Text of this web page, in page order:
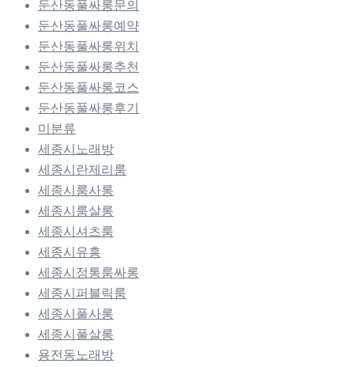
둔산동풀싸롱문의
둔산동풀싸롱예약
둔산동풀싸롱위치
둔산동풀싸롱추천
둔산동풀싸롱코스
둔산동풀싸롱후기
미분류
세종시노래방
세종시란제리룸
세종시룸사롱
세종시룸살롱
세종시셔츠룸
세종시유흥
세종시정통룸싸롱
세종시퍼블릭룸
세종시풀사롱
세종시풀살롱
용전동노래방